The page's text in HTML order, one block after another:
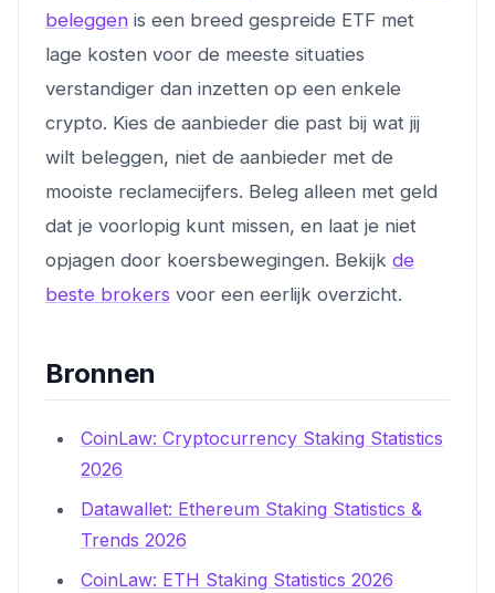
beleggen is een breed gespreide ETF met
lage kosten voor de meeste situaties
verstandiger dan inzetten op een enkele
crypto. Kies de aanbieder die past bij wat jij
wilt beleggen, niet de aanbieder met de
mooiste reclamecijfers. Beleg alleen met geld
dat je voorlopig kunt missen, en laat je niet
opjagen door koersbewegingen. Bekijk de
beste brokers voor een eerlijk overzicht.
Bronnen
CoinLaw: Cryptocurrency Staking Statistics
2026
Datawallet: Ethereum Staking Statistics &
Trends 2026
CoinLaw: ETH Staking Statistics 2026